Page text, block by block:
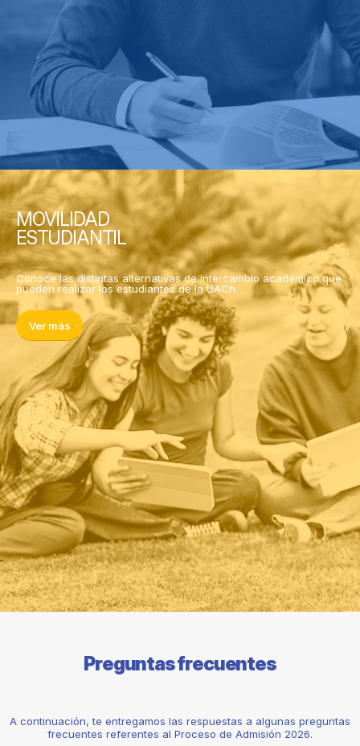
MOVILIDAD
ESTUDIANTIL
Conoce las distintas alternativas de intercambio académico que
pueden realizar los estudiantes de la UACh.
Ver más
Preguntas frecuentes
A continuación, te entregamos las respuestas a algunas preguntas
frecuentes referentes al Proceso de Admisión 2026.